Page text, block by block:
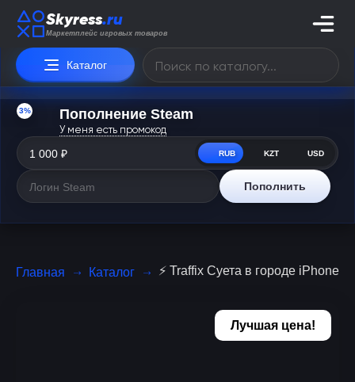
Skyress.ru
Маркетплейс игровых товаров
Каталог
3% Пополнение Steam
У меня есть промокод
RUB KZT USD
Пополнить
Главная Каталог ⚡️ Traffix Суета в городе iPhone
Лучшая цена!